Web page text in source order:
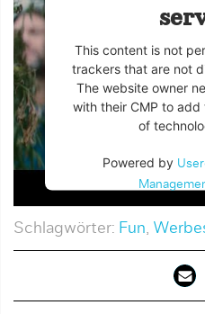
This content is not
trackers that are not
The website owner
with their CMP to
of
Powered by
Schlagwörter: Fun,